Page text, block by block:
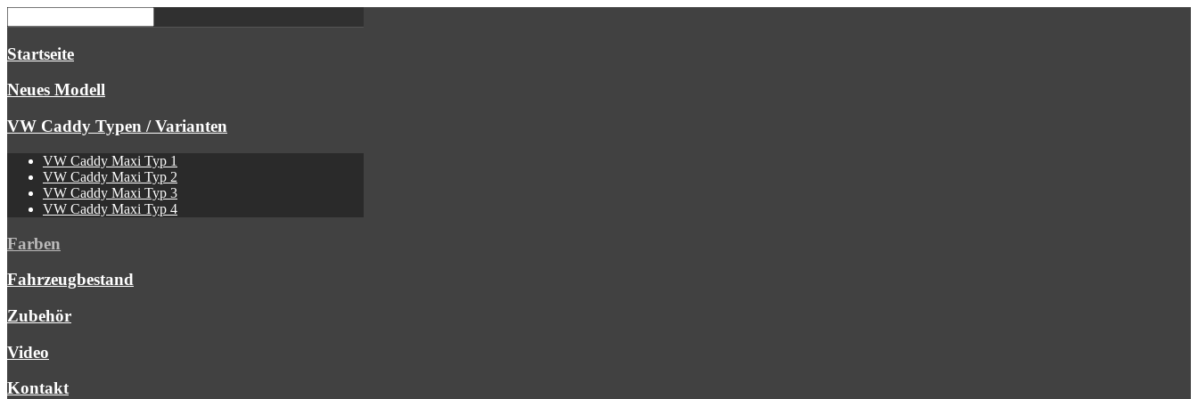
Startseite
Neues Modell
VW Caddy Typen / Varianten
VW Caddy Maxi Typ 1
VW Caddy Maxi Typ 2
VW Caddy Maxi Typ 3
VW Caddy Maxi Typ 4
Farben
Fahrzeugbestand
Zubehör
Video
Kontakt